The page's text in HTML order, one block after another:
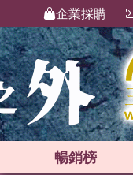
企業採購
暢銷榜